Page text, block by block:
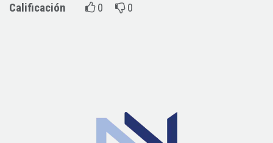
Calificación
0 0